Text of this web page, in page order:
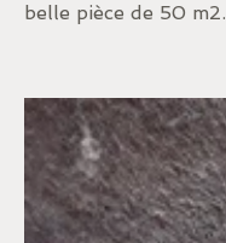
belle pièce de 50 m2.